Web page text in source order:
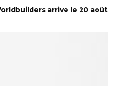
arrive le 20 août